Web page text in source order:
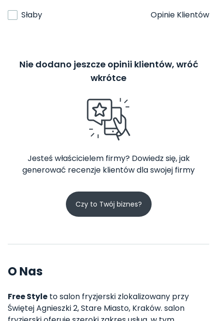
Słaby
Opinie Klientów
Nie dodano jeszcze opinii klientów, wróć
wkrótce
Jesteś właścicielem firmy? Dowiedz się, jak
generować recenzje klientów dla swojej firmy
Czy to Twój biznes?
O Nas
Free Style to salon fryzjerski zlokalizowany przy
Świętej Agnieszki 2, Stare Miasto, Kraków. salon